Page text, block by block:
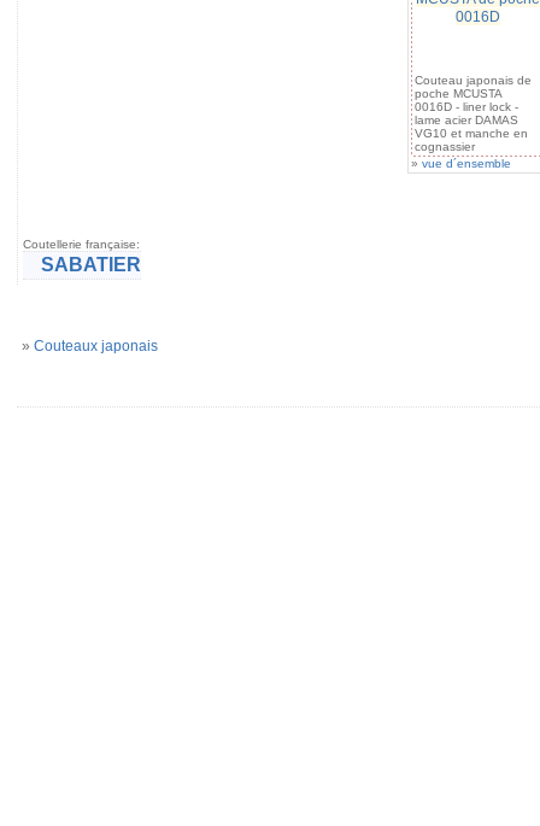
0016D
Couteau japonais de
poche MCUSTA
0016D - liner lock -
lame acier DAMAS
VG10 et manche en
cognassier
» vue d´ensemble
Coutellerie française:
SABATIER
» Couteaux japonais